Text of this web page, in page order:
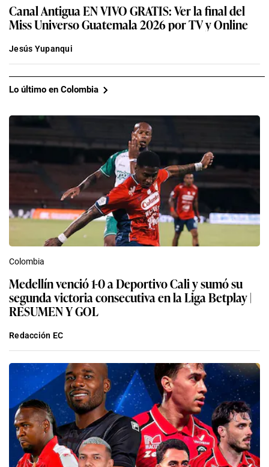
Canal Antigua EN VIVO GRATIS: Ver la final del
Miss Universo Guatemala 2026 por TV y Online
Jesús Yupanqui
Lo último en Colombia
Colombia
Medellín venció 1-0 a Deportivo Cali y sumó su
segunda victoria consecutiva en la Liga Betplay |
RESUMEN Y GOL
Redacción EC